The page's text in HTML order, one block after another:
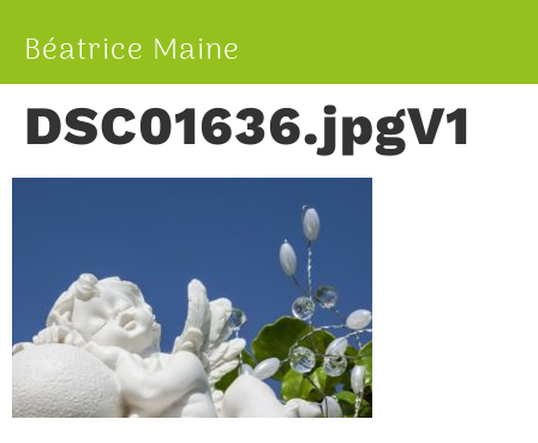
Béatrice Maine
DSC01636.jpgV1